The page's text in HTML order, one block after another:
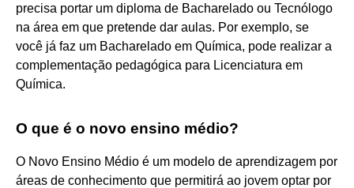
precisa portar um diploma de Bacharelado ou Tecnólogo
na área em que pretende dar aulas. Por exemplo, se
você já faz um Bacharelado em Química, pode realizar a
complementação pedagógica para Licenciatura em
Química.
O que é o novo ensino médio?
O Novo Ensino Médio é um modelo de aprendizagem por
áreas de conhecimento que permitirá ao jovem optar por